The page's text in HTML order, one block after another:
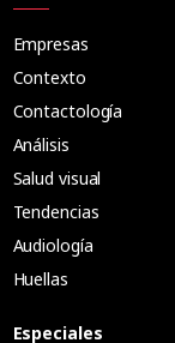
Empresas
Contexto
Contactología
Análisis
Salud visual
Tendencias
Audiología
Huellas
Especiales